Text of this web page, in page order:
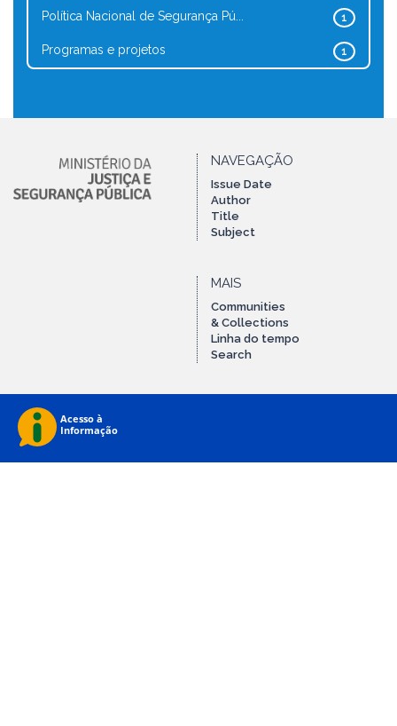
1
Política Nacional de Segurança Pú...
1
Programas e projetos
NAVEGAÇÃO
Issue Date
Author
Title
Subject
MAIS
Communities
& Collections
Linha do tempo
Search